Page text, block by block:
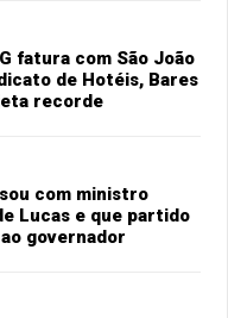
fatura com São João
de Hotéis, Bares
recorde
com ministro
Lucas e que partido
governador